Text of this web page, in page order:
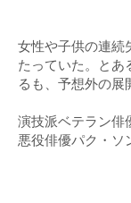
女性や子供の連続
たっていた。とあ
るも、予想外の展
演技派ベテラン俳
悪役俳優パク・ソ